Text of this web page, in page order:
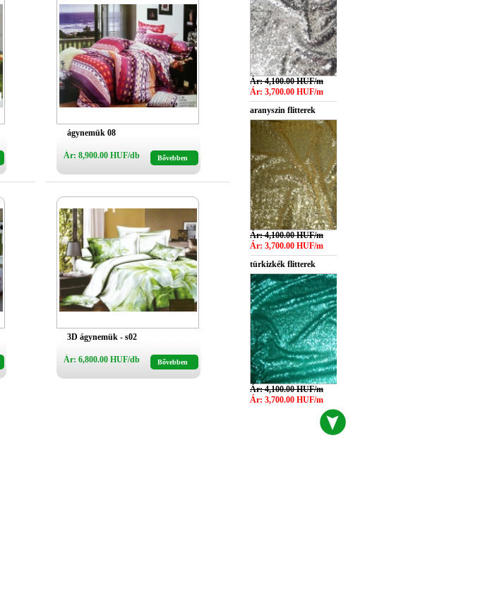
ágynemük 08
Ár: 8,900.00 HUF/db Bővebben
3D ágynemük - s02
Ár: 6,800.00 HUF/db Bővebben
Ár: 4,100.00 HUF/m
Ár: 3,700.00 HUF/m
aranyszin flitterek
Ár: 4,100.00 HUF/m
Ár: 3,700.00 HUF/m
türkizkék flitterek
Ár: 4,100.00 HUF/m
Ár: 3,700.00 HUF/m